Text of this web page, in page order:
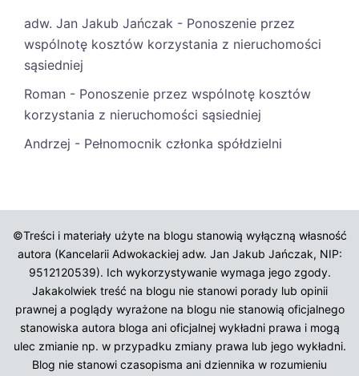
adw. Jan Jakub Jańczak - Ponoszenie przez
wspólnotę kosztów korzystania z nieruchomości
sąsiedniej
Roman - Ponoszenie przez wspólnotę kosztów
korzystania z nieruchomości sąsiedniej
Andrzej - Pełnomocnik członka spółdzielni
©Treści i materiały użyte na blogu stanowią wyłączną własność
autora (Kancelarii Adwokackiej adw. Jan Jakub Jańczak, NIP:
9512120539). Ich wykorzystywanie wymaga jego zgody.
Jakakolwiek treść na blogu nie stanowi porady lub opinii
prawnej a poglądy wyrażone na blogu nie stanowią oficjalnego
stanowiska autora bloga ani oficjalnej wykładni prawa i mogą
ulec zmianie np. w przypadku zmiany prawa lub jego wykładni.
Blog nie stanowi czasopisma ani dziennika w rozumieniu